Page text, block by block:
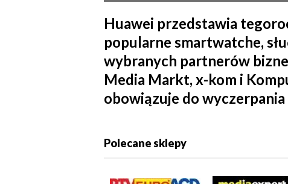
Huawei przedstawia
popularne smartwatche,
wybranych partnerów
Media Markt, x-kom i
obowiązuje do
Polecane sklepy